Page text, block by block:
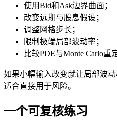
使用Bid和Ask边界曲面；
改变远期与股息假设；
调整网格步长；
限制极端局部波动率；
比较PDE与Monte Carlo重
如果小幅输入改变就让局部波
适合直接用于风险。
一个可复核练习